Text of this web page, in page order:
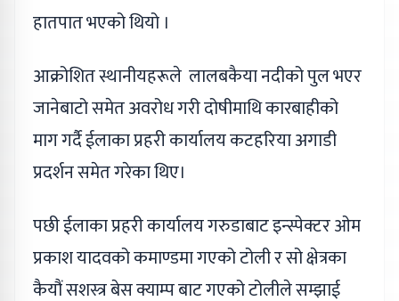
हातपात भएको थियो ।
आक्रोशित स्थानीयहरूले लालबकैया नदीको पुल भएर
जानेबाटो समेत अवरोध गरी दोषीमाथि कारबाहीको
माग गर्दै ईलाका प्रहरी कार्यालय कटहरिया अगाडी
प्रदर्शन समेत गरेका थिए।
पछी ईलाका प्रहरी कार्यालय गरुडाबाट इन्स्पेक्टर ओम
प्रकाश यादवको कमाण्डमा गएको टोली र सो क्षेत्रका
कैयौं सशस्त्र बेस क्याम्प बाट गएको टोलीले सम्झाई